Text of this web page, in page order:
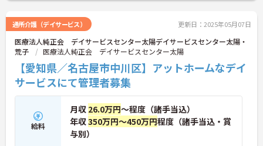
通所介護（デイサービス） 更新日：2025年05月07日
医療法人純正会 デイサービスセンター太陽デイサービスセンター太陽・
荒子
医療法人純正会 デイサービスセンター太陽
【愛知県／名古屋市中川区】アットホームなデイ
サービスにて管理者募集
給料
月収 26.0万円～程度（諸手当込）
年収350万円～450万円程度（諸手当込・賞
与別）